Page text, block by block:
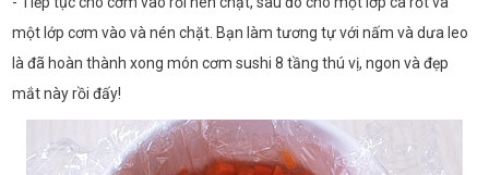
một lớp cơm vào và nén chặt. Bạn làm tương tự với nấm và dưa leo
là đã hoàn thành xong món cơm sushi 8 tầng thú vị, ngon và đẹp
mắt này rồi đấy!